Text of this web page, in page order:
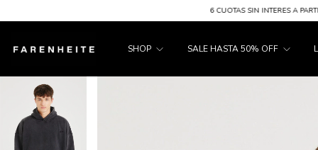
6 CUOTAS SIN INTERES A PARTIR DE $200.000 -
SHOP SALE HASTA 50% OFF